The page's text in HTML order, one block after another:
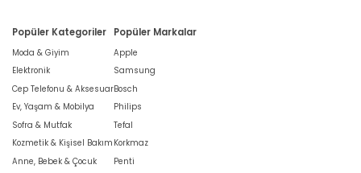
Popüler Kategoriler
Moda & Giyim
Elektronik
Cep Telefonu & Aksesuar
Ev, Yaşam & Mobilya
Sofra & Mutfak
Kozmetik & Kişisel Bakım
Anne, Bebek & Çocuk
Popüler Markalar
Apple
Samsung
Bosch
Philips
Tefal
Korkmaz
Penti